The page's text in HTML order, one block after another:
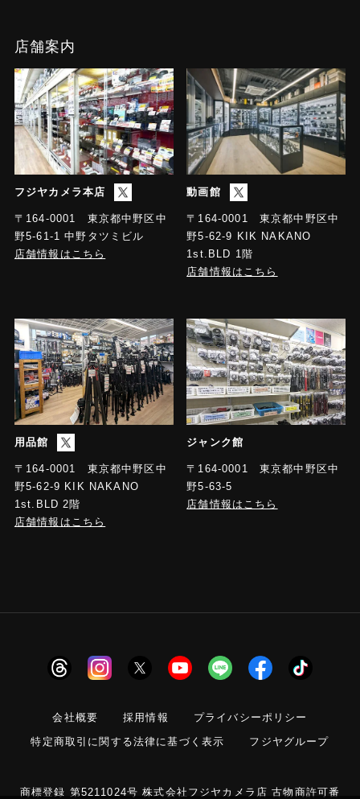
店舗案内
フジヤカメラ本店
〒164-0001 東京都中野区中
野5-61-1 中野タツミビル
店舗情報はこちら
動画館
〒164-0001 東京都中野区中
野5-62-9 KIK NAKANO
1st.BLD 1階
店舗情報はこちら
用品館
〒164-0001 東京都中野区中
野5-62-9 KIK NAKANO
1st.BLD 2階
店舗情報はこちら
ジャンク館
〒164-0001 東京都中野区中
野5-63-5
店舗情報はこちら
会社概要 採用情報
プライバシーポリシー
特定商取引に関する法律に基づく表示
フジヤグループ
商標登録 第5211024号 株式会社フジヤカメラ店 古物商許可番